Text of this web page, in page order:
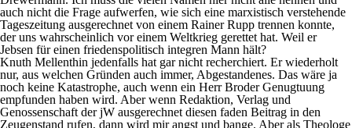
auch nicht die Frage aufwerfen, wie sich eine marxistisch verstehende
Tageszeitung ausgerechnet von einem Rainer Rupp trennen konnte,
der uns wahrscheinlich vor einem Weltkrieg gerettet hat. Weil er
Jebsen für einen friedenspolitisch integren Mann hält?
Knuth Mellenthin jedenfalls hat gar nicht recherchiert. Er wiederholt
nur, aus welchen Gründen auch immer, Abgestandenes. Das wäre ja
noch keine Katastrophe, auch wenn ein Herr Broder Genugtuung
empfunden haben wird. Aber wenn Redaktion, Verlag und
Genossenschaft der jW ausgerechnet diesen faden Beitrag in den
Zeugenstand rufen, dann wird mir angst und bange. Aber als Theologe